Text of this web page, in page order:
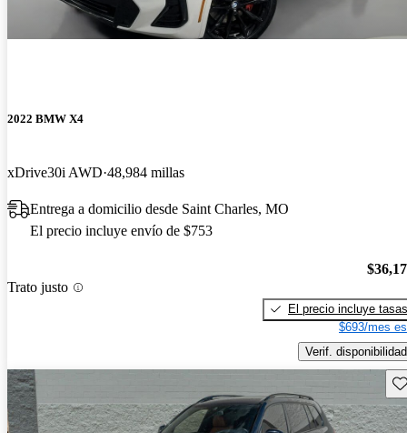
2022 BMW X4
xDrive30i AWD 48,984 millas
Entrega a domicilio desde Saint Charles, MO
El precio incluye envío de $753
Trato justo
El precio incluye tasas
$693/mes
Verif. disponibilidad